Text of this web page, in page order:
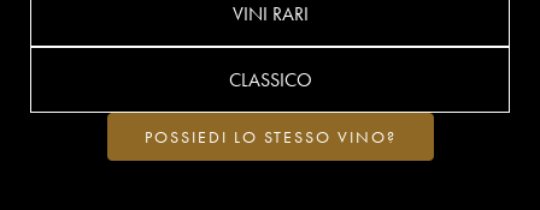
VINI RARI
CLASSICO
POSSIEDI LO STESSO VINO?